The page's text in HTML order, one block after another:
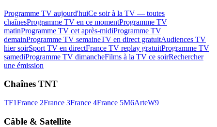
Programme TV aujourd'huiCe soir à la TV — toutes
chaînesProgramme TV en ce momentProgramme TV
matinProgramme TV cet après-midiProgramme TV
demainProgramme TV semaineTV en direct gratuitAudiences TV
hier soirSport TV en directFrance TV replay gratuitProgramme TV
samediProgramme TV dimancheFilms à la TV ce soirRechercher
une émission
Chaînes TNT
TF1France 2France 3France 4France 5M6ArteW9
Câble & Satellite